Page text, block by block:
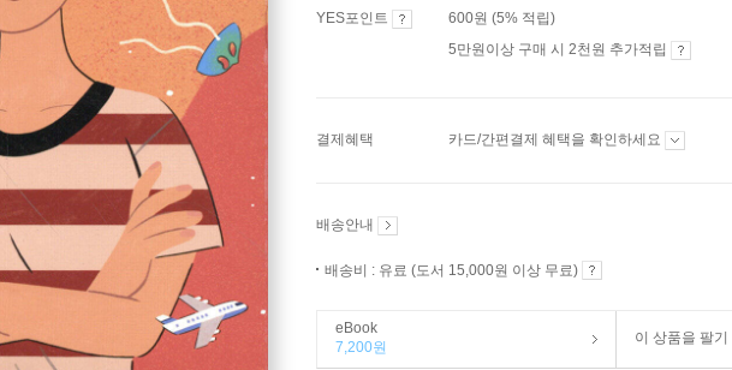
YES포인트
600원 (5% 적립)
5만원이상 구매 시 2천원 추가적립
결제혜택 카드/간편결제 혜택을 확인하세요
배송안내
배송비 : 유료 (도서 15,000원 이상 무료)
eBook
7,200원
이 상품을 팔기